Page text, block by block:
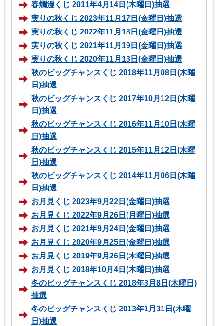
春爛漫くじ 2011年4月14日(木曜日)抽選
実りの秋くじ 2023年11月17日(金曜日)抽選
実りの秋くじ 2022年11月18日(金曜日)抽選
実りの秋くじ 2021年11月19日(金曜日)抽選
実りの秋くじ 2020年11月13日(金曜日)抽選
秋のビッグチャンスくじ 2018年11月08日(木曜
日)抽選
秋のビッグチャンスくじ 2017年10月12日(木曜
日)抽選
秋のビッグチャンスくじ 2016年11月10日(木曜
日)抽選
秋のビッグチャンスくじ 2015年11月12日(木曜
日)抽選
秋のビッグチャンスくじ 2014年11月06日(木曜
日)抽選
お月見くじ 2023年9月22日(金曜日)抽選
お月見くじ 2022年9月26日(月曜日)抽選
お月見くじ 2021年9月24日(金曜日)抽選
お月見くじ 2020年9月25日(金曜日)抽選
お月見くじ 2019年9月26日(木曜日)抽選
お月見くじ 2018年10月4日(木曜日)抽選
冬のビッグチャンスくじ 2018年3月8日(木曜日)
抽選
冬のビッグチャンスくじ 2013年1月31日(木曜
日)抽選